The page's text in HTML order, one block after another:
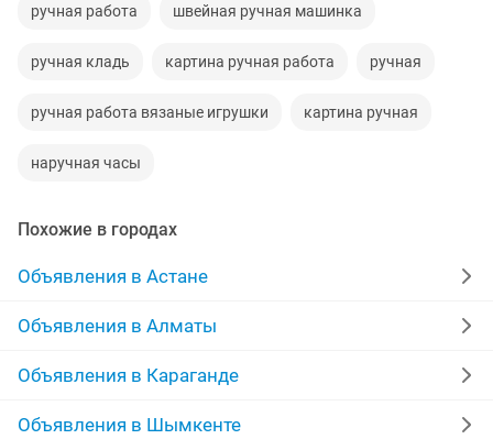
ручная работа швейная ручная машинка
ручная кладь картина ручная работа ручная
ручная работа вязаные игрушки картина ручная
наручная часы
Похожие в городах
Объявления в Астане
Объявления в Алматы
Объявления в Караганде
Объявления в Шымкенте